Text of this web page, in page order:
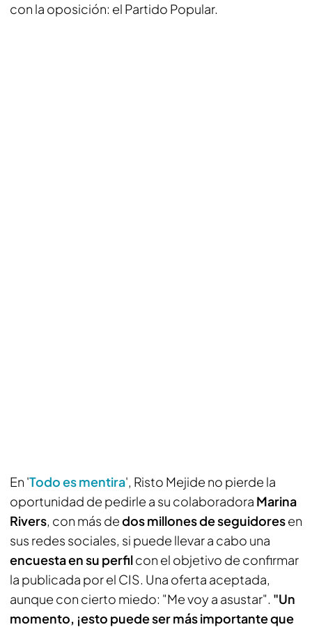
con la oposición: el Partido Popular.
En 'Todo es mentira', Risto Mejide no pierde la
oportunidad de pedirle a su colaboradora Marina
Rivers, con más dedos millones de seguidoresen
sus redes sociales, si puede llevar a cabo una
encuesta en su perfilcon el objetivo de confirmar
la publicada por el CIS. Una oferta aceptada,
aunque con cierto miedo: "Me voy a asustar". "Un
momento, ¡esto puede ser más importante que